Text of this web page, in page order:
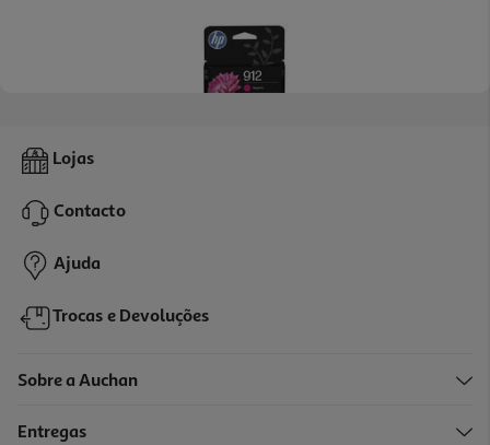
Tinteiro Hp 912 Magenta
13,99 €
Lojas
Contacto
Ajuda
Trocas e Devoluções
Sobre a Auchan
Entregas